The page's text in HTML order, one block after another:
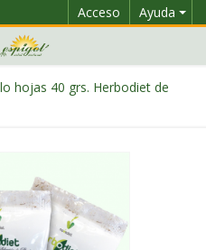
Ayuda
Acceso
hojas 40 grs. Herbodiet de